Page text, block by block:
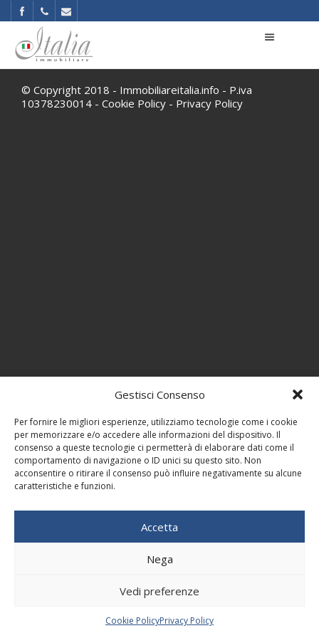
Gestisci Consenso
Per fornire le migliori esperienze, utilizziamo tecnologie come i cookie
per memorizzare e/o accedere alle informazioni del dispositivo. Il
consenso a queste tecnologie ci permetterà di elaborare dati come il
comportamento di navigazione o ID unici su questo sito. Non
acconsentire o ritirare il consenso può influire negativamente su alcune
caratteristiche e funzioni.
Accetta
Nega
Vedi preferenze
Cookie PolicyPrivacy Policy
© Copyright 2018 - Immobiliareitalia.info - P.iva
10378230014 - Cookie Policy - Privacy Policy